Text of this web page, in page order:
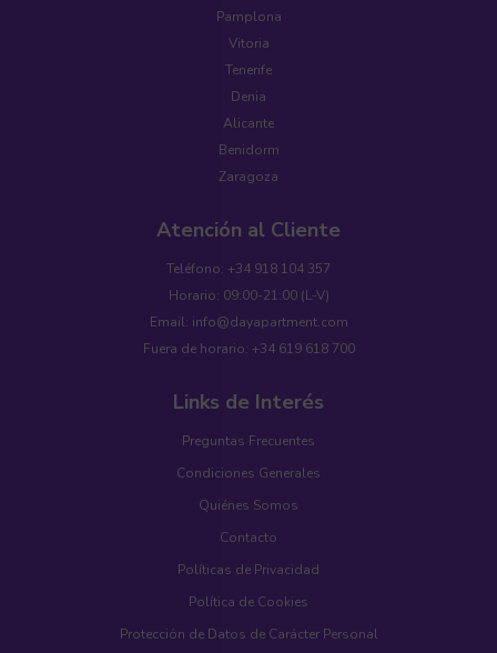
Pamplona
Vitoria
Tenerife
Denia
Alicante
Benidorm
Zaragoza
Atención al Cliente
Teléfono: +34 918 104 357
Horario: 09:00-21:00 (L-V)
Email: info@dayapartment.com
Fuera de horario: +34 619 618 700
Links de Interés
Preguntas Frecuentes
Condiciones Generales
Quiénes Somos
Contacto
Políticas de Privacidad
Política de Cookies
Protección de Datos de Carácter Personal